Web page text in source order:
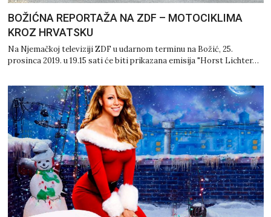
BOŽIĆNA REPORTAŽA NA ZDF – MOTOCIKLIMA
KROZ HRVATSKU
Na Njemačkoj televiziji ZDF u udarnom terminu na Božić, 25.
prosinca 2019. u 19.15 sati će biti prikazana emisija "Horst Lichter…